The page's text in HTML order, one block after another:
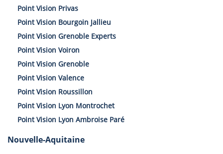
Point Vision Privas
Point Vision Bourgoin Jallieu
Point Vision Grenoble Experts
Point Vision Voiron
Point Vision Grenoble
Point Vision Valence
Point Vision Roussillon
Point Vision Lyon Montrochet
Point Vision Lyon Ambroise Paré
Nouvelle-Aquitaine